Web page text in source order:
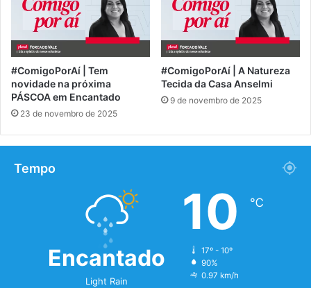
#ComigoPorAí | Tem
novidade na próxima
PÁSCOA em Encantado
23 de novembro de 2025
#ComigoPorAí | A Natureza
Tecida da Casa Anselmi
9 de novembro de 2025
Tempo
Encantado
Light Rain
10 ℃
17º - 10º
90%
0.97 km/h